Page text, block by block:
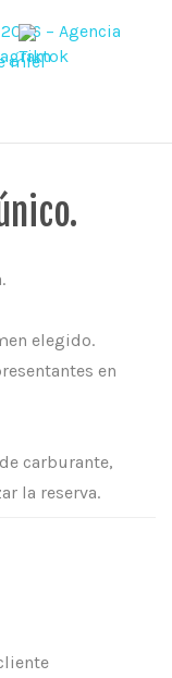
elegido.
en
carburante,
la reserva.